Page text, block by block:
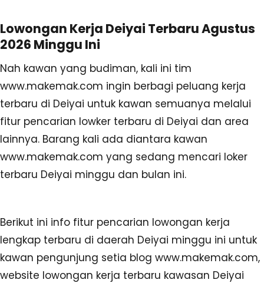
Lowongan Kerja Deiyai Terbaru Agustus
2026 Minggu Ini
Nah kawan yang budiman, kali ini tim
www.makemak.com ingin berbagi peluang kerja
terbaru di Deiyai untuk kawan semuanya melalui
fitur pencarian lowker terbaru di Deiyai dan area
lainnya. Barang kali ada diantara kawan
www.makemak.com yang sedang mencari loker
terbaru Deiyai minggu dan bulan ini.
Berikut ini info fitur pencarian lowongan kerja
lengkap terbaru di daerah Deiyai minggu ini untuk
kawan pengunjung setia blog www.makemak.com,
website lowongan kerja terbaru kawasan Deiyai